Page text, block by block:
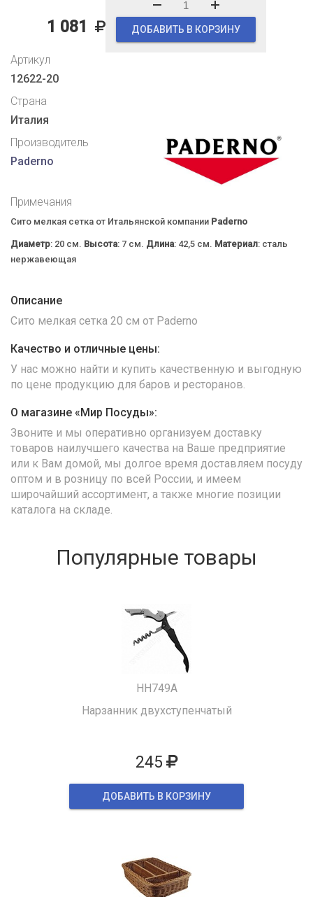
1 081 ДОБАВИТЬ В КОРЗИНУ
Артикул
12622-20
Страна
Италия
Производитель
Paderno
Примечания
Сито мелкая сетка от Итальянской компании Paderno
Диаметр: 20 см. Высота: 7 см. Длина: 42,5 см. Материал: сталь
нержавеющая
Описание
Сито мелкая сетка 20 см от Paderno
Качество и отличные цены:
У нас можно найти и купить качественную и выгодную
по цене продукцию для баров и ресторанов.
О магазине «Мир Посуды»:
Звоните и мы оперативно организуем доставку
товаров наилучшего качества на Ваше предприятие
или к Вам домой, мы долгое время доставляем посуду
оптом и в розницу по всей России, и имеем
широчайший ассортимент, а также многие позиции
каталога на складе.
Популярные товары
HH749A
Нарзанник двухступенчатый
245
ДОБАВИТЬ В КОРЗИНУ